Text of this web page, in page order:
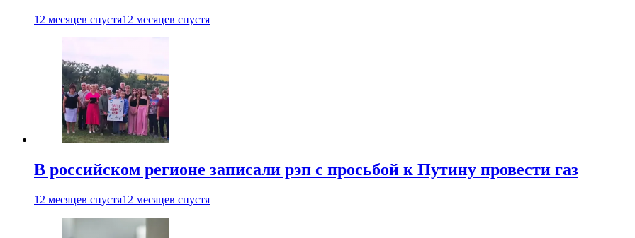
12 месяцев спустя12 месяцев спустя
В российском регионе записали рэп с просьбой к Путину провести газ
12 месяцев спустя12 месяцев спустя